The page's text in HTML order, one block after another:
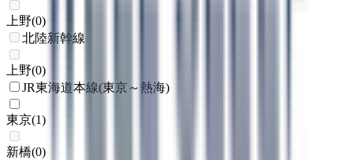
上野(0)
北陸新幹線
上野(0)
JR東海道本線(東京～熱海)
東京(1)
新橋(0)